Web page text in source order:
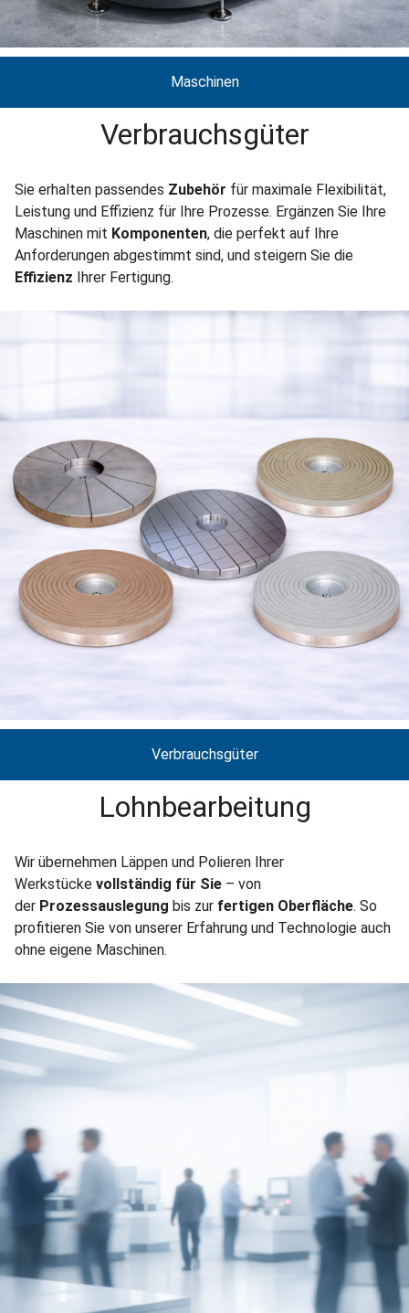
Maschinen
Verbrauchsgüter
Sie erhalten passendes Zubehör für maximale Flexibilität,
Leistung und Effizienz für Ihre Prozesse. Ergänzen Sie Ihre
Maschinen mit Komponenten, die perfekt auf Ihre
Anforderungen abgestimmt sind, und steigern Sie die
Effizienz Ihrer Fertigung.
Verbrauchsgüter
Lohnbearbeitung
Wir übernehmen Läppen und Polieren Ihrer
Werkstücke vollständig für Sie – von
der Prozessauslegung bis zur fertigen Oberfläche. So
profitieren Sie von unserer Erfahrung und Technologie auch
ohne eigene Maschinen.